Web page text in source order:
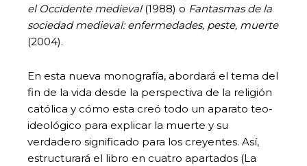
el Occidente medieval(1988) o Fantasmas de la
sociedad medieval: enfermedades, peste, muerte
(2004).
En esta nueva monografía, abordará el tema del
fin de la vida desde la perspectiva de la religión
católica y cómo esta creó todo un aparato teo-
ideológico para explicar la muerte y su
verdadero significado para los creyentes. Así,
estructurará el libro en cuatro apartados (La